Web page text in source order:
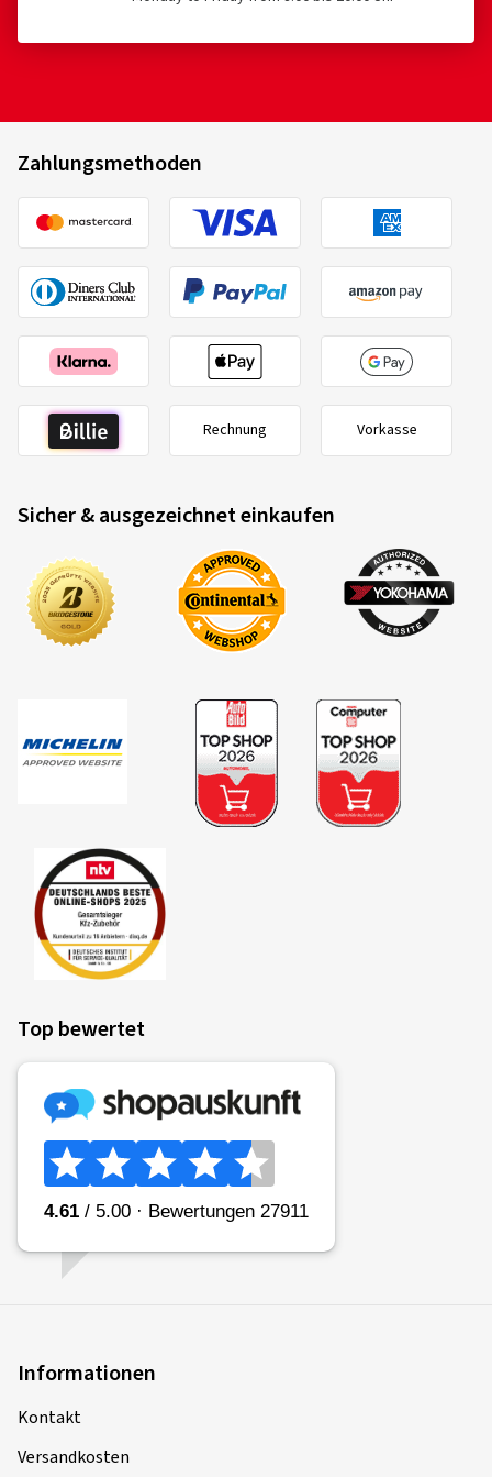
Verifizierter Kauf
25.06.2025
22.06.2025
17.06.2025
Verifizierter Kauf
Verifizierter Kauf
26.05.2025
Mehr Bewertungen anzeigen
Zahlungsmethoden
Rechnung Vorkasse
Sicher & ausgezeichnet einkaufen
Top bewertet
Informationen
Kontakt
Versandkosten